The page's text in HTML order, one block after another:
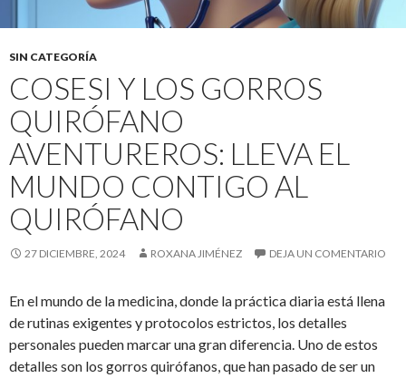
SIN CATEGORÍA
COSESI Y LOS GORROS
QUIRÓFANO
AVENTUREROS: LLEVA EL
MUNDO CONTIGO AL
QUIRÓFANO
27 DICIEMBRE, 2024 ROXANA JIMÉNEZ DEJA UN COMENTARIO
En el mundo de la medicina, donde la práctica diaria está llena
de rutinas exigentes y protocolos estrictos, los detalles
personales pueden marcar una gran diferencia. Uno de estos
detalles son los gorros quirófanos, que han pasado de ser un